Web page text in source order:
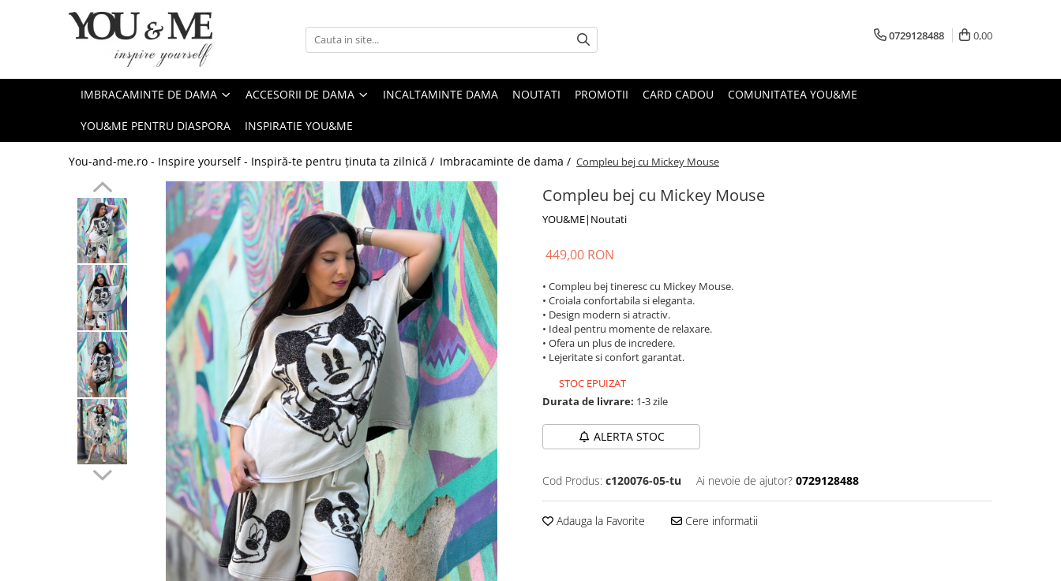
Imbracaminte de dama
Geci si jachete
Rochii de zi
Rochii de eveniment
Compleuri si costume
Tricouri si topuri
Costume de baie
Accesorii de dama
Coliere si brose
0729128488 0,00
IMBRACAMINTE DE DAMA ACCESORII DE DAMA INCALTAMINTE DAMA NOUTATI PROMOTII CARD CADOU COMUNITATEA YOU&ME
YOU&ME PENTRU DIASPORA INSPIRATIE YOU&ME
You-and-me.ro - Inspire yourself - Inspiră-te pentru ținuta ta zilnică / Imbracaminte de dama / Compleu bej cu Mickey Mouse
Compleu bej cu Mickey Mouse
YOU&ME|Noutati
449,00 RON
• Compleu bej tineresc cu Mickey Mouse.
• Croiala confortabila si eleganta.
• Design modern si atractiv.
• Ideal pentru momente de relaxare.
• Ofera un plus de incredere.
• Lejeritate si confort garantat.
STOC EPUIZAT
Durata de livrare: 1-3 zile
ALERTA STOC
Cod Produs: c120076-05-tu Ai nevoie de ajutor? 0729128488
Adauga la Favorite Cere informatii